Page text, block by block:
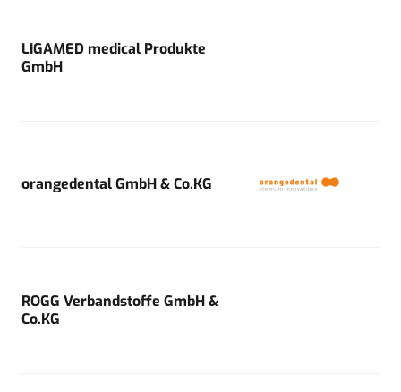
LIGAMED medical Produkte
GmbH
orangedental GmbH & Co.KG
ROGG Verbandstoffe GmbH &
Co.KG